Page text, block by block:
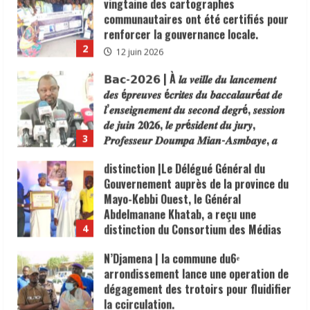
politique
».
3
𝒅𝒆𝒔 é𝒑𝒓𝒆𝒖𝒗𝒆𝒔 é𝒄𝒓𝒊𝒕𝒆𝒔 𝒅𝒖 𝒃𝒂𝒄𝒄𝒂𝒍𝒂𝒖𝒓é𝒂𝒕 𝒅𝒆
𝒍’𝒆𝒏𝒔𝒆𝒊𝒈𝒏𝒆𝒎𝒆𝒏𝒕 𝒅𝒖 𝒔𝒆𝒄𝒐𝒏𝒅 𝒅𝒆𝒈𝒓é, 𝒔𝒆𝒔𝒔𝒊𝒐𝒏
𝒅𝒆 𝒋𝒖𝒊𝒏 𝟐𝟎𝟐𝟔, 𝒍𝒆 𝒑𝒓é𝒔𝒊𝒅𝒆𝒏𝒕 𝒅𝒖 𝒋𝒖𝒓𝒚,
𝑷𝒓𝒐𝒇𝒆𝒔𝒔𝒆𝒖𝒓 𝑫𝒐𝒖𝒎𝒑𝒂 𝑴𝒊𝒂𝒏-𝑨𝒔𝒎𝒃𝒂𝒚𝒆, 𝒂
𝒂𝒏𝒊𝒎é 𝒖𝒏 𝒑𝒐𝒊𝒏𝒕 𝒅𝒆 𝒑𝒓𝒆𝒔𝒔𝒆 𝒄𝒆 𝟎𝟕 𝒋𝒖𝒊𝒏 𝒂𝒖
𝒔𝒊è𝒈𝒆 𝒅𝒆 𝒍’𝑶𝒇𝒇𝒊𝒄𝒆 𝑵𝒂𝒕𝒊𝒐𝒏𝒂𝒍 𝒅𝒆𝒔 𝑬𝒙𝒂𝒎𝒆𝒏𝒔 𝒆𝒕
𝑪𝒐𝒏𝒄𝒐𝒖𝒓𝒔 𝒅𝒖 𝑺𝒖𝒑é𝒓𝒊𝒆𝒖𝒓 (𝑶𝑵𝑬𝑪𝑺).
7 juin 2026
4
distinction |Le Délégué Général du
Gouvernement auprès de la province du
Mayo-Kebbi Ouest, le Général
Abdelmanane Khatab, a reçu une
distinction du Consortium des Médias
engagement en faveur du
renforcement de la sécurité, de la
cohésion sociale et du vivre-ensemble
dans sa circonscription administrative.
6 juin 2026
5
N’Djamena | la commune du6ᵉ
arrondissement lance une operation de
dégagement des trotoirs pour fluidifier
la ccirculation.
2 juin 2026
TCHAD | Que devient l’ancien Ministre
Maïdé Hamid Lony, après un bilan
exemplaire à la tête de la jeunesse et
des sports.